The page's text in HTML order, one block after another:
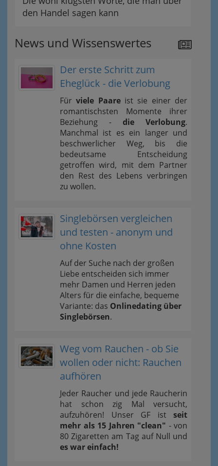
den Handel sagen kann
News und Wissenswertes
Der erste Schritt zum
Eheglück - die Verlobung
Fürviele Paareist sie einer der
romantischsten Momente ihrer
Beziehung - die Verlobung.
Manchmal ist es ein langer und
beschwerlicher Weg, bis die
bedeutsame Entscheidung
getroffen wird, mit dem Partner
den Rest des Lebens verbringen
zu wollen.
Singlebörsen vergleichen
und testen - anonym und
ohne Kosten
Auf der Suche nach der großen
Liebe entscheiden sich immer
mehr Damen und Herren jeden
Alters für die einfache, bequeme
Variante: das Onlinedating über
Singlebörsen.
Weg vom Rauchen - ob Sie
wollen oder nicht: Rauchen
aufhören
Jeder Raucher und jede Raucherin
hat schon zig Mal versucht,
aufzuhören! Unser GF ist seit
mehr als 15 Jahren "clean" - von
80 Zigaretten am Tag auf Null und
es war einfach!